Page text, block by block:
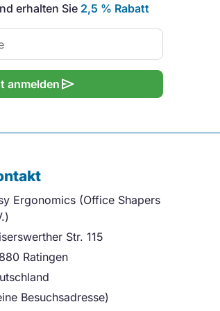
erhalten Sie 2,5 % Rabatt
anmeldensend
Ergonomics (Office Shapers
Str. 115
Ratingen
Besuchsadresse)